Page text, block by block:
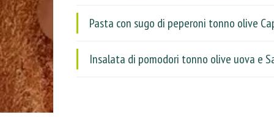
Pasta con sugo di peperoni tonno olive
Insalata di pomodori tonno olive uova e